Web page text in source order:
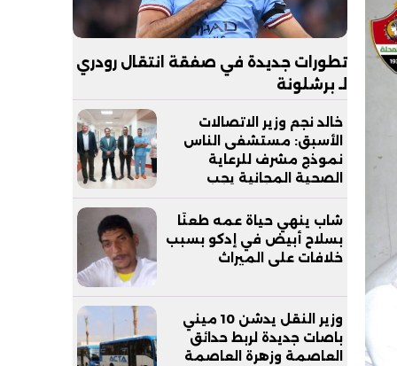
تطورات جديدة في صفقة انتقال رودري
لـ برشلونة
خالد نجم وزير الاتصالات
الأسبق: مستشفى الناس
نموذج مشرف للرعاية
الصحية المجانية يجب
مساندته
شاب ينهي حياة عمه طعنًا
بسلاح أبيض في إدكو بسبب
خلافات على الميراث
وزير النقل يدشن 10 ميني
باصات جديدة لربط حدائق
العاصمة وزهرة العاصمة